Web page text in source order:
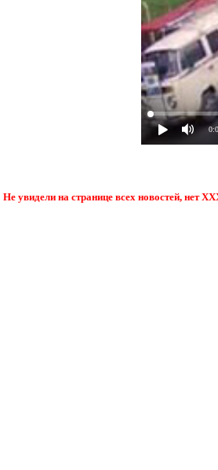
Не увидели на странице всех новостей, нет